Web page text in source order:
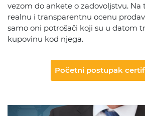
vezom do ankete o zadovoljstvu.
realnu i transparentnu ocenu
samo oni potrošači koji su u datom
kupovinu kod njega.
Početni postupak